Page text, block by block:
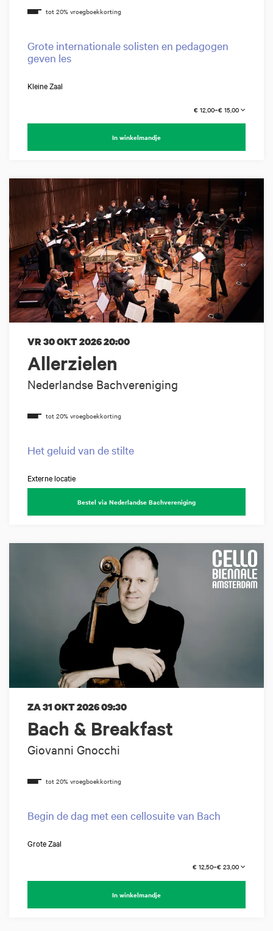
Grote internationale solisten en pedagogen
geven les
Kleine Zaal
€ 12,00–€ 15,00
In winkelmandje
Allerzielen
Nederlandse Bachvereniging
VR 30 OKT 202620:00
Het geluid van de stilte
Externe locatie
Bestel via Nederlandse Bachvereniging
Bach & Breakfast
Giovanni Gnocchi
ZA 31 OKT 202609:30
Begin de dag met een cellosuite van Bach
Grote Zaal
€ 12,50–€ 23,00
In winkelmandje